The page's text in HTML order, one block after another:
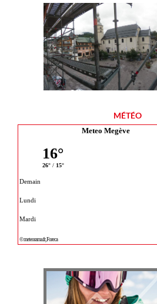
MÉTÉO
Meteo Megève